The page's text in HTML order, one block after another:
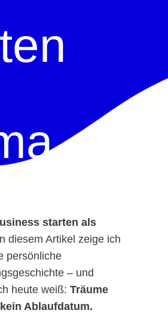
starten als
diesem Artikel zeige ich
persönliche
– und
heute weiß: Träume
Ablaufdatum.